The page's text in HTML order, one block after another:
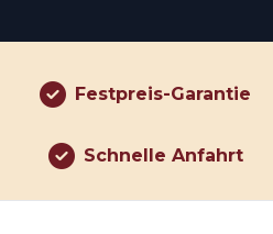
Festpreis-Garantie
Schnelle Anfahrt